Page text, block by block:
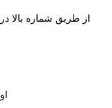
از طریق شماره بالا